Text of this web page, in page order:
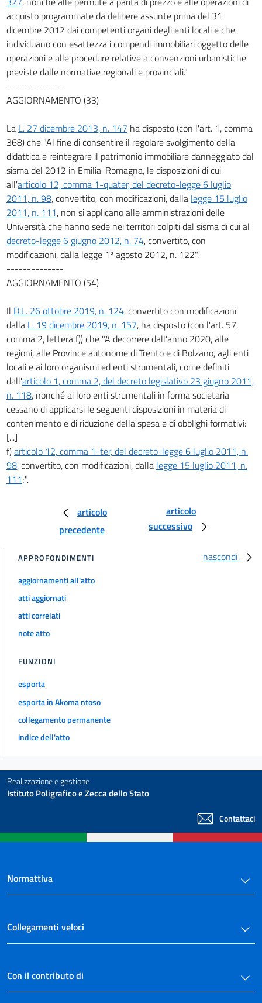
acquisto programmate da delibere assunte prima del 31
dicembre 2012 dai competenti organi degli enti locali e che
individuano con esattezza i compendi immobiliari oggetto delle
operazioni e alle procedure relative a convenzioni urbanistiche
previste dalle normative regionali e provinciali."
--------------
AGGIORNAMENTO (33)
La L. 27 dicembre 2013, n. 147 ha disposto (con l'art. 1, comma
368) che "Al fine di consentire il regolare svolgimento della
didattica e reintegrare il patrimonio immobiliare danneggiato dal
sisma del 2012 in Emilia-Romagna, le disposizioni di cui
all'articolo 12, comma 1-quater, del decreto-legge 6 luglio
2011, n. 98, convertito, con modificazioni, dalla legge 15 luglio
2011, n. 111, non si applicano alle amministrazioni delle
Università che hanno sede nei territori colpiti dal sisma di cui al
decreto-legge 6 giugno 2012, n. 74, convertito, con
modificazioni, dalla legge 1º agosto 2012, n. 122".
--------------
AGGIORNAMENTO (54)
Il D.L. 26 ottobre 2019, n. 124, convertito con modificazioni
dalla L. 19 dicembre 2019, n. 157, ha disposto (con l'art. 57,
comma 2, lettera f)) che "A decorrere dall'anno 2020, alle
regioni, alle Province autonome di Trento e di Bolzano, agli enti
locali e ai loro organismi ed enti strumentali, come definiti
dall'articolo 1, comma 2, del decreto legislativo 23 giugno 2011,
n. 118, nonché ai loro enti strumentali in forma societaria
cessano di applicarsi le seguenti disposizioni in materia di
contenimento e di riduzione della spesa e di obblighi formativi:
[...]
f)articolo 12, comma 1-ter, del decreto-legge 6 luglio 2011, n.
98, convertito, con modificazioni, dalla legge 15 luglio 2011, n.
111;".
articolo
precedente
articolo
successivo
nascondi
APPROFONDIMENTI
aggiornamenti all'atto
atti aggiornati
atti correlati
note atto
FUNZIONI
esporta
esporta in Akoma ntoso
collegamento permanente
indice dell'atto
Realizzazione e gestione
Istituto Poligrafico e Zecca dello Stato
Contattaci
Normattiva
Collegamenti veloci
Con il contributo di